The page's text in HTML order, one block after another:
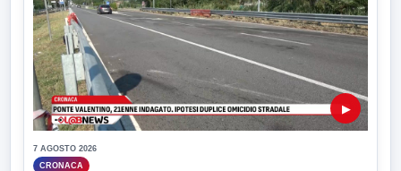
▶
7 AGOSTO 2026
CRONACA